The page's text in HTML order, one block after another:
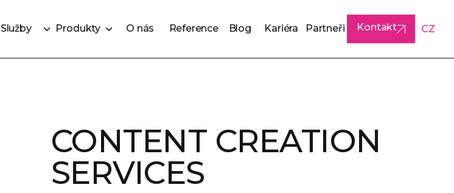
Služby
Produkty
O nás
Reference
Blog
Kariéra
Partneři
Kontakt
Kontakt
CZ
CONTENT CREATION
SERVICES